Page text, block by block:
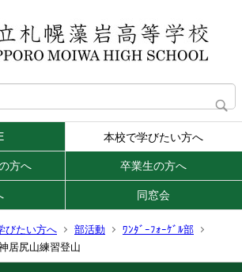
本校で学びたい方へ
方へ 卒業生の方へ
同窓会
びたい方へ 部活動
ﾜﾝﾀﾞｰﾌｫｰｹﾞﾙ部
居尻山練習登山